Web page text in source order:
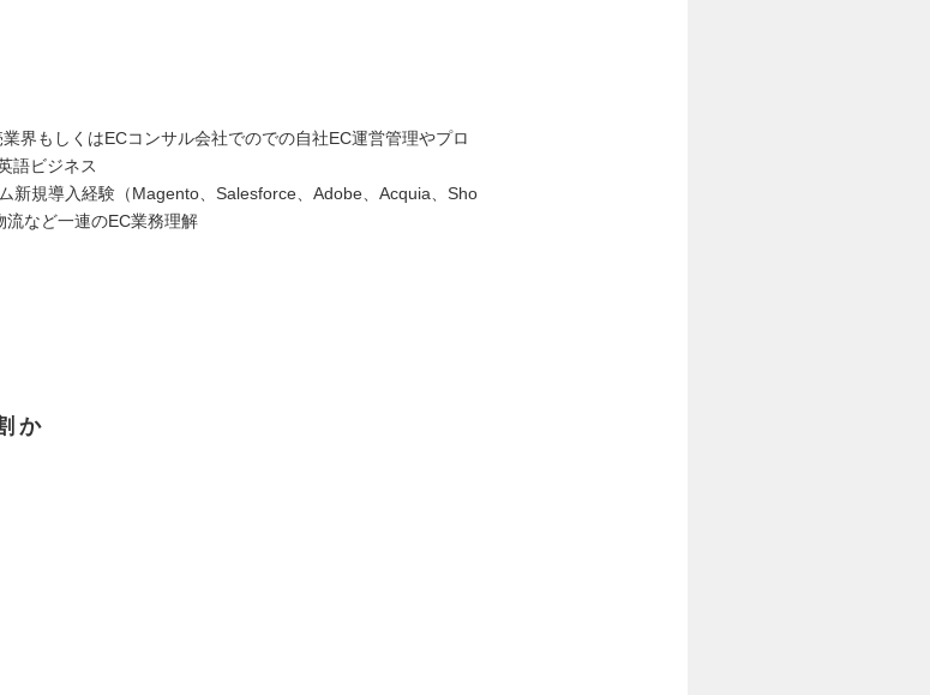
界もしくはECコンサル会社でのでの自社EC運営管理やプロ
語ビジネス
新規導入経験（Magento、Salesforce、Adobe、Acquia、Sho
など一連のEC業務理解
か